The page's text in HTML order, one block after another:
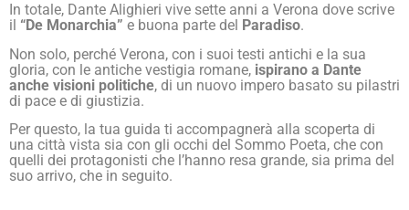
In totale, Dante Alighieri vive sette anni a Verona dove scrive
il “De Monarchia” e buona parte del Paradiso.
Non solo, perché Verona, con i suoi testi antichi e la sua
gloria, con le antiche vestigia romane, ispirano a Dante
anche visioni politiche, di un nuovo impero basato su pilastri
di pace e di giustizia.
Per questo, la tua guida ti accompagnerà alla scoperta di
una città vista sia con gli occhi del Sommo Poeta, che con
quelli dei protagonisti che l’hanno resa grande, sia prima del
suo arrivo, che in seguito.